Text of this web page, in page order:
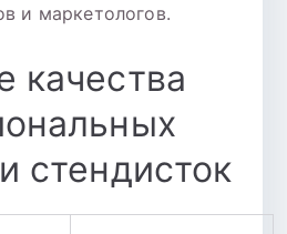
и маркетологов.
качества
стендисток